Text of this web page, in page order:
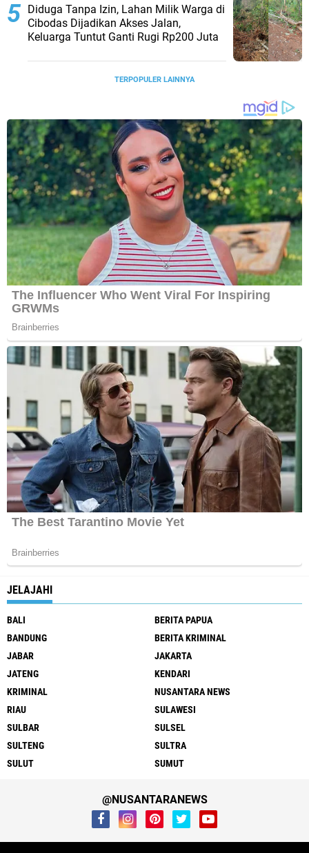
Diduga Tanpa Izin, Lahan Milik Warga di
Cibodas Dijadikan Akses Jalan,
Keluarga Tuntut Ganti Rugi Rp200 Juta
TERPOPULER LAINNYA
JELAJAHI
BALI
BERITA PAPUA
BANDUNG
BERITA KRIMINAL
JABAR
JAKARTA
JATENG
KENDARI
KRIMINAL
NUSANTARA NEWS
RIAU
SULAWESI
SULBAR
SULSEL
SULTENG
SULTRA
SULUT
SUMUT
@NUSANTARANEWS